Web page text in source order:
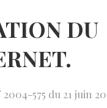
DU
575 du 21 juin